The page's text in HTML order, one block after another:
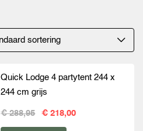
Quick Lodge 4 partytent 244 x
244 cm grijs
€ 288,95 € 218,00